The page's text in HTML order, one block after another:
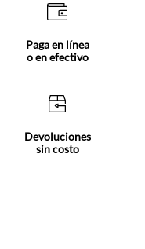
Paga en línea
o en efectivo
Devoluciones
sin costo